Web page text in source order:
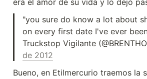
era el amor de su vida y lo dejó
"you sure do know a lot about
on every first date I've ever
Truckstop Vigilante
de 2012
Bueno, en Etilmercurio traemos la